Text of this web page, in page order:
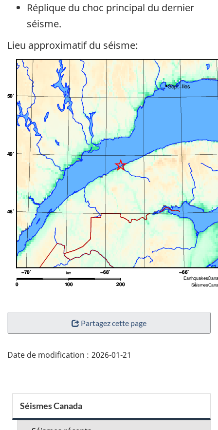
Réplique du choc principal du dernier
séisme.
Lieu approximatif du séisme:
"Détails
page"
Partagez cette page
Date de modification : 2026-01-21
Menu
de
Séismes Canada